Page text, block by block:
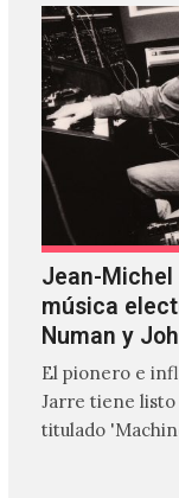
Jean-
música
Numan y
El pionero e
Jarre tiene
titulado